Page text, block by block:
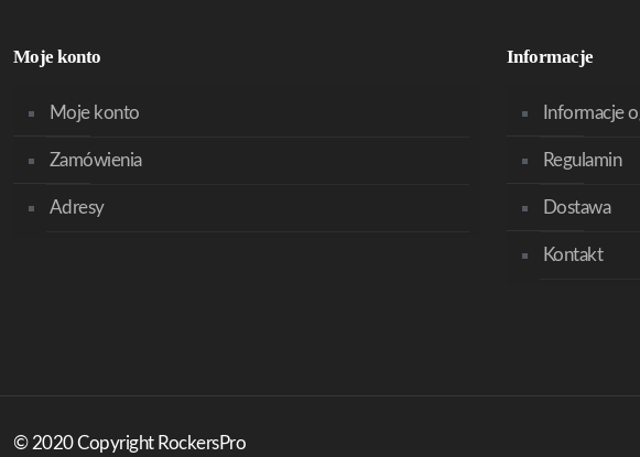
Moje konto
Moje konto
Zamówienia
Adresy
Informacje
Informacje
Regulamin
Dostawa
Kontakt
© 2020 Copyright RockersPro